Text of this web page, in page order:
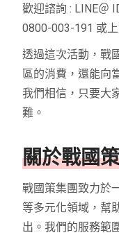
歡迎諮詢 : LINE＠
0800-003-191 或
透過這次活動，戰
區的消費，還能向
我們相信，只要大
難。
關於戰國
戰國策集團致力於
等多元化領域，幫
出。我們的服務範